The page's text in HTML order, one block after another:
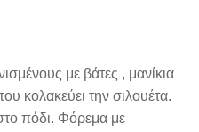
με βάτες , μανίκια
κολακεύει την σιλουέτα.
πόδι. Φόρεμα με